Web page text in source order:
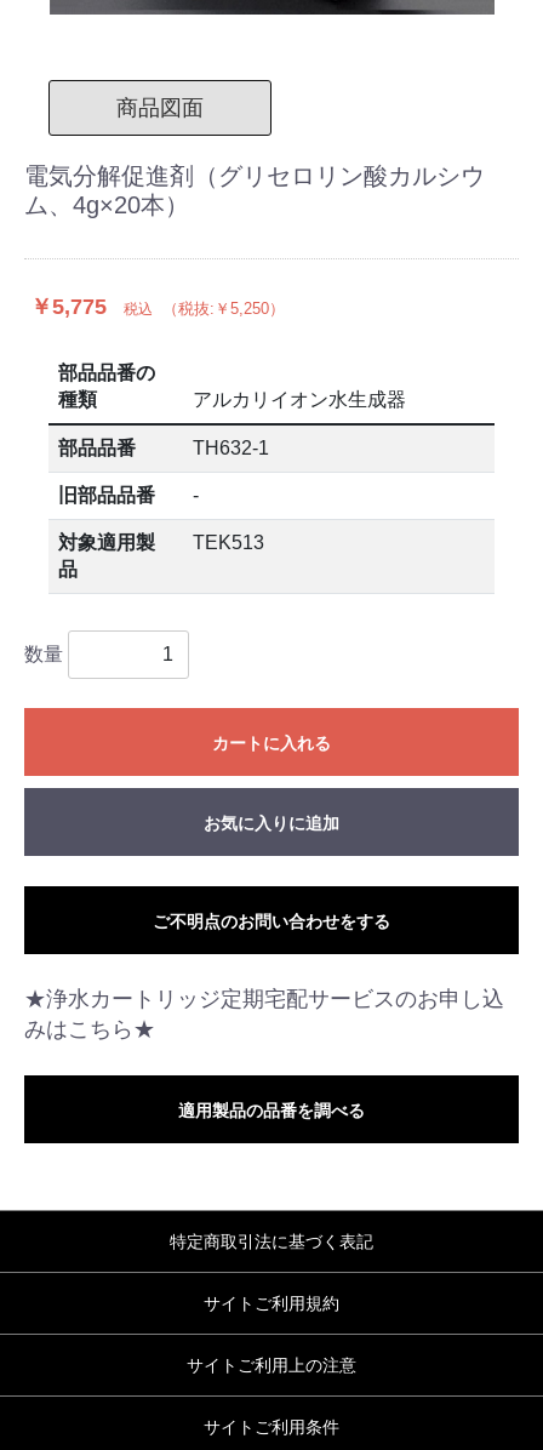
商品図面
電気分解促進剤（グリセロリン酸カルシウ
ム、4g×20本）
￥5,775 税込 （税抜:￥5,250）
部品品番の
種類
アルカリイオン水生成器
部品品番 TH632-1
旧部品品番 -
対象適用製
品
TEK513
数量
カートに入れる
お気に入りに追加
ご不明点のお問い合わせをする
★浄水カートリッジ定期宅配サービスのお申し込
みはこちら★
適用製品の品番を調べる
特定商取引法に基づく表記
サイトご利用規約
サイトご利用上の注意
サイトご利用条件